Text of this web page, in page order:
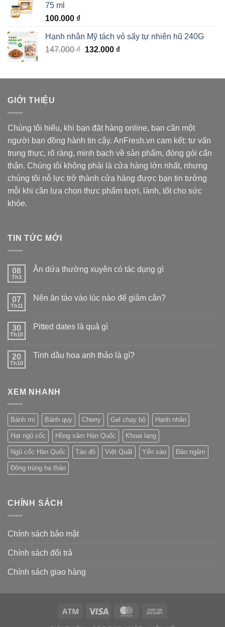
75 ml
100.000 ₫
Hạnh nhân Mỹ tách vỏ sấy tự nhiên hũ 240G
147.000₫ Giá
147.000 ₫.
132.000 ₫Giá
là:
GIỚI THIỆU
Chúng tôi hiểu, khi bạn đặt hàng online, bạn cần một
người bạn đồng hành tin cậy. AnFresh.vn cam kết: tư vấn
trung thực, rõ ràng, minh bạch về sản phẩm, đóng gói cẩn
thận. Chúng tôi không phải là cửa hàng lớn nhất, nhưng
chúng tôi nỗ lực trở thành cửa hàng được bạn tin tưởng
mỗi khi cần lựa chọn thực phẩm tươi, lành, tốt cho sức
khỏe.
TIN TỨC MỚI
08
Th3
Ăn dứa thường xuyên có tác dụng gì
07
Th11
Nên ăn táo vào lúc nào để giảm cân?
30
Th10
Pitted dates là quả gì
20
Th10
Tinh dầu hoa anh thảo là gì?
XEM NHANH
Bánh mì Bánh quy Cherry Gel chạy bộ Hạnh nhân
Hạt ngũ cốc Hồng sâm Hàn Quốc Khoai lang
Ngũ cốc Hàn Quốc Táo đỏ Việt Quất Yến sào Đào ngâm
Đông trùng hạ thảo
CHÍNH SÁCH
Chính sách bảo mật
Chính sách đổi trả
Chính sách giao hàng